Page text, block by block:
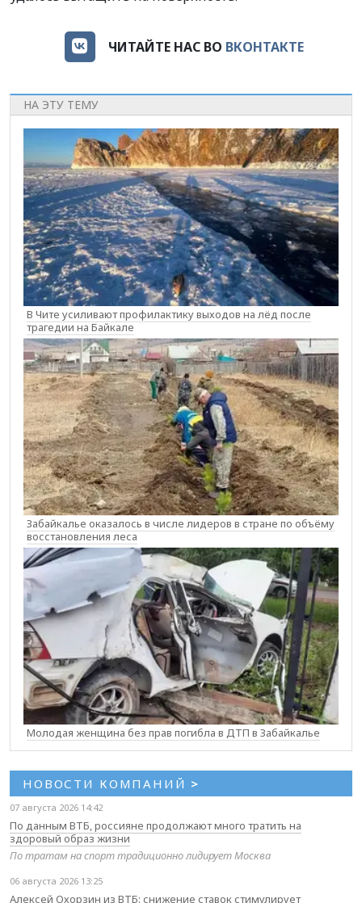
ЧИТАЙТЕ НАС ВО ВКОНТАКТЕ
НА ЭТУ ТЕМУ
В Чите усиливают профилактику выходов на лёд после
трагедии на Байкале
Забайкалье оказалось в числе лидеров в стране по объёму
восстановления леса
Молодая женщина без прав погибла в ДТП в Забайкалье
НОВОСТИ КОМПАНИЙ >
07 августа 2026 14:42
По данным ВТБ, россияне продолжают много тратить на
здоровый образ жизни
По тратам на спорт традиционно лидирует Москва
06 августа 2026 13:25
Алексей Охорзин из ВТБ: снижение ставок стимулирует